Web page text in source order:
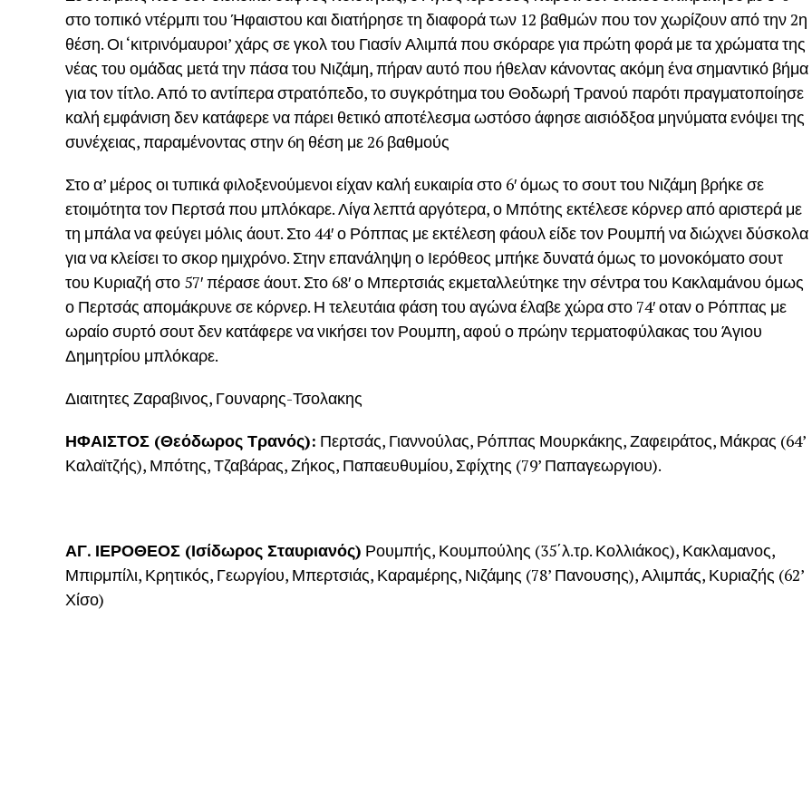
στο τοπικό ντέρμπι του Ήφαιστου και διατήρησε τη διαφορά των 12 βαθμών που τον χωρίζουν από την 2η
θέση. Οι ‘κιτρινόμαυροι’ χάρς σε γκολ του Γιασίν Αλιμπά που σκόραρε για πρώτη φορά με τα χρώματα της
νέας του ομάδας μετά την πάσα του Νιζάμη, πήραν αυτό που ήθελαν κάνοντας ακόμη ένα σημαντικό βήμα
για τον τίτλο. Από το αντίπερα στρατόπεδο, το συγκρότημα του Θοδωρή Τρανού παρότι πραγματοποίησε
καλή εμφάνιση δεν κατάφερε να πάρει θετικό αποτέλεσμα ωστόσο άφησε αισιόδξοα μηνύματα ενόψει της
συνέχειας, παραμένοντας στην 6η θέση με 26 βαθμούς
Στο α’ μέρος οι τυπικά φιλοξενούμενοι είχαν καλή ευκαιρία στο 6′ όμως το σουτ του Νιζάμη βρήκε σε
ετοιμότητα τον Περτσά που μπλόκαρε. Λίγα λεπτά αργότερα, ο Μπότης εκτέλεσε κόρνερ από αριστερά με
τη μπάλα να φεύγει μόλις άουτ. Στο 44′ ο Ρόππας με εκτέλεση φάουλ είδε τον Ρουμπή να διώχνει δύσκολα
για να κλείσει το σκορ ημιχρόνο. Στην επανάληψη ο Ιερόθεος μπήκε δυνατά όμως το μονοκόματο σουτ
του Κυριαζή στο 57′ πέρασε άουτ. Στο 68′ ο Μπερτσιάς εκμεταλλεύτηκε την σέντρα του Κακλαμάνου όμως
ο Περτσάς απομάκρυνε σε κόρνερ. Η τελευτάια φάση του αγώνα έλαβε χώρα στο 74′ οταν ο Ρόππας με
ωραίο συρτό σουτ δεν κατάφερε να νικήσει τον Ρουμπη, αφού ο πρώην τερματοφύλακας του Άγιου
Δημητρίου μπλόκαρε.
Διαιτητες Ζαραβινος, Γουναρης-Τσολακης
ΗΦΑΙΣΤΟΣ (Θεόδωρος Τρανός): Περτσάς, Γιαννούλας, Ρόππας Μουρκάκης, Ζαφειράτος, Μάκρας (64’
Καλαϊτζής), Μπότης, Τζαβάρας, Ζήκος, Παπαευθυμίου, Σφίχτης (79’ Παπαγεωργιου).
ΑΓ. ΙΕΡΟΘΕΟΣ (Ισίδωρος Σταυριανός) Ρουμπής, Κουμπούλης (35΄λ.τρ. Κολλιάκος), Κακλαμανος,
Μπιρμπίλι, Κρητικός, Γεωργίου, Μπερτσιάς, Καραμέρης, Νιζάμης (78’ Πανουσης), Αλιμπάς, Κυριαζής (62’
Χίσο)